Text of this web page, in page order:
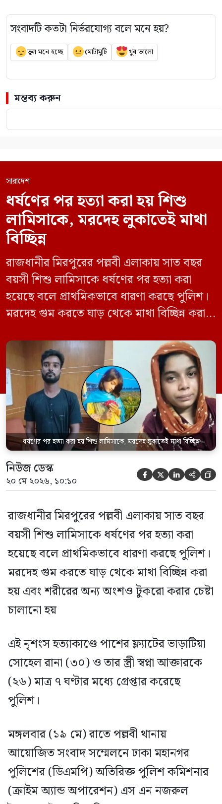
সংবাদটি কতটা নির্ভরযোগ্য বলে মনে হয়?
ভুল মনে হচ্ছে মোটামুটি খুব ভালো
মন্তব্য করুন
সারাদেশ
ধর্ষণের পর হত্যা করা হয় শিশু
লামিসাকে, মরদেহ লুকাতেই মাথা
বিচ্ছিন্ন
রাজধানীর মিরপুরের পল্লবী এলাকায় সাত বছর
বয়সী শিশু লামিসাকে ধর্ষণের পর হত্যা করা
হয়েছে বলে প্রাথমিকভাবে ধারণা করছে পুলিশ।
মরদেহ গুম করতে ঘাড় থেকে মাথা বিচ্ছিন্ন করা
চালানো হয় এই নৃশংস হত্যাকাণ্ডে পাশের ফ্ল্যাটের
ভাড়াটিয়া সোহেল রানা (৩০) ও তার স্ত্রী স্বপ্না
আক্তারকে (২৬) মাত্র ৭ ঘণ্টার […]
ধর্ষণের পর হত্যা করা হয় শিশু লামিসাকে, মরদেহ লুকাতেই মাথা বিচ্ছিন্ন
নিউজ ডেস্ক
২০ মে ২০২৬, ১০:১০     
রাজধানীর মিরপুরের পল্লবী এলাকায় সাত বছর
বয়সী শিশু লামিসাকে ধর্ষণের পর হত্যা করা
হয়েছে বলে প্রাথমিকভাবে ধারণা করছে পুলিশ।
মরদেহ গুম করতে ঘাড় থেকে মাথা বিচ্ছিন্ন করা
হয় এবং শরীরের অন্য অংশও টুকরো করার চেষ্টা
চালানো হয়
এই নৃশংস হত্যাকাণ্ডে পাশের ফ্ল্যাটের ভাড়াটিয়া
সোহেল রানা (৩০) ও তার স্ত্রী স্বপ্না আক্তারকে
(২৬) মাত্র ৭ ঘণ্টার মধ্যে গ্রেপ্তার করেছে
পুলিশ।
মঙ্গলবার (১৯ মে) রাতে পল্লবী থানায়
আয়োজিত সংবাদ সম্মেলনে ঢাকা মহানগর
পুলিশের (ডিএমপি) অতিরিক্ত পুলিশ কমিশনার
(ক্রাইম অ্যান্ড অপারেশন) এস এন নজরুল